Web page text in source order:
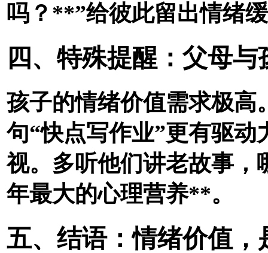
吗？**”给彼此留出情绪
四、特殊提醒：父母
孩子的情绪价值需求极高
句“快点写作业”更有驱
视。多听他们讲老故事
年最大的心理营养**。
五、结语：情绪价值，